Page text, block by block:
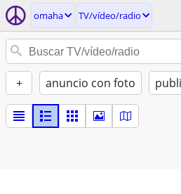
omaha TV/vídeo/radio
+ anuncio con foto